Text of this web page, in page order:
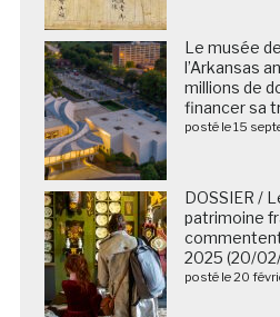
Le musée
l’Arkansas
millions de
financer sa
posté le 15
DOSSIER /
patrimoine
2025 (20/
posté le 20